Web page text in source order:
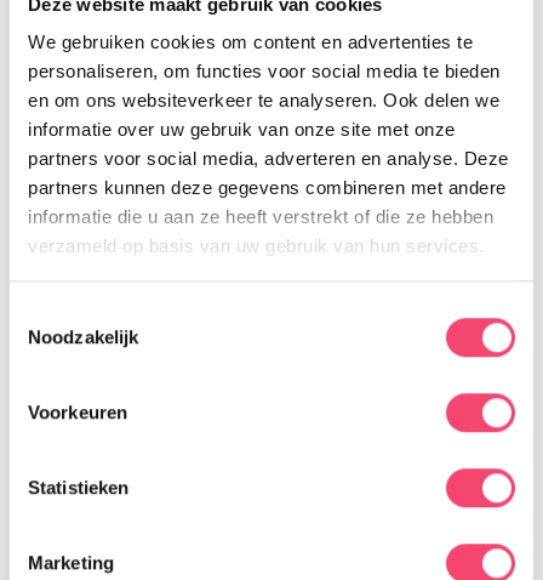
We gebruiken cookies om content en advertenties te
personaliseren, om functies voor social media te bieden
en om ons websiteverkeer te analyseren. Ook delen we
informatie over uw gebruik van onze site met onze
partners voor social media, adverteren en analyse. Deze
partners kunnen deze gegevens combineren met andere
informatie die u aan ze heeft verstrekt of die ze hebben
verzameld op basis van uw gebruik van hun services.
Noodzakelijk
Voorkeuren
Statistieken
Marketing
maken tussen
mensen en bots.
Dit is gunstig voor
de website om
juiste rapporten
over het gebruik
van de website te
maken.
CookieC
onsent
gtm.kidsp
roof.nl
Slaat de
cookiestatus van
1 jaar
gebruiken, door anoniem gegevens te